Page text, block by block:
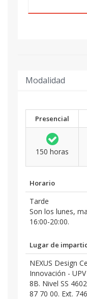
Modalidad
Presencial
150 horas
Horario
Tarde
Son los lunes,
16:00-20:00.
Lugar de
NEXUS Design
Innovación -
8B. Nivel SS
87 70 00. Ext.